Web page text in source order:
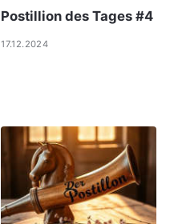
Postillion des Tages #4
17.12.2024